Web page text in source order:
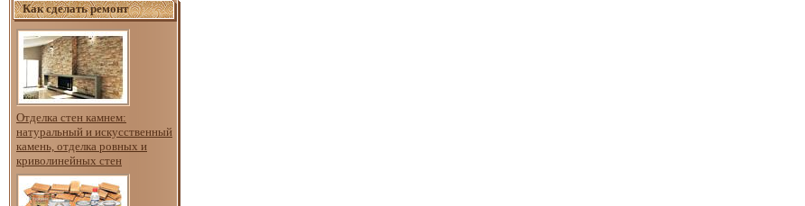
Как сделать ремонт
Отделка стен камнем:
натуральный и искусственный
камень, отделка ровных и
криволинейных стен